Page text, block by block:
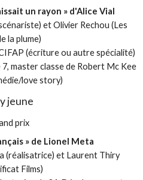
un rayon » d'Alice Vial
et Olivier Rechou (Les
la plume)
(écriture ou autre spécialité)
master classe de Robert Mc Kee
love story)
jeune
prix
» de Lionel Meta
(réalisatrice) et Laurent Thiry
Films)